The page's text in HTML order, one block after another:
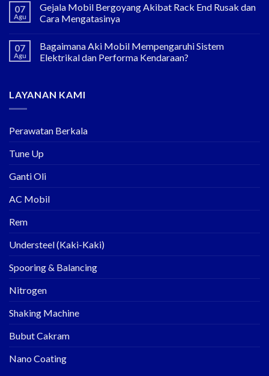
07
Agu
Gejala Mobil Bergoyang Akibat Rack End Rusak dan
Cara Mengatasinya
07
Agu
Bagaimana Aki Mobil Mempengaruhi Sistem
Elektrikal dan Performa Kendaraan?
LAYANAN KAMI
Perawatan Berkala
Tune Up
Ganti Oli
AC Mobil
Rem
Understeel (Kaki-Kaki)
Spooring & Balancing
Nitrogen
Shaking Machine
Bubut Cakram
Nano Coating